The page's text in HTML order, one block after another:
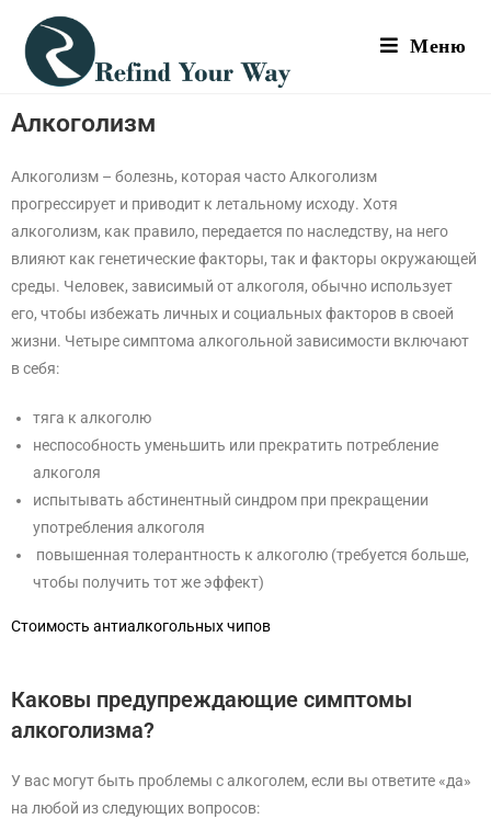
Меню
Aлкоголизм
Алкоголизм – болезнь, которая часто Алкоголизм
прогрессирует и приводит к летальному исходу. Хотя
алкоголизм, как правило, передается по наследству, на него
влияют как генетические факторы, так и факторы окружающей
среды. Человек, зависимый от алкоголя, обычно использует
его, чтобы избежать личных и социальных факторов в своей
жизни. Четыре симптома алкогольной зависимости включают
в себя:
тяга к алкоголю
неспособность уменьшить или прекратить потребление
алкоголя
испытывать абстинентный синдром при прекращении
употребления алкоголя
повышенная толерантность к алкоголю (требуется больше,
чтобы получить тот же эффект)
Стоимость антиалкогольных чипов
Каковы предупреждающие симптомы
алкоголизма?
У вас могут быть проблемы с алкоголем, если вы ответите «да»
на любой из следующих вопросов: